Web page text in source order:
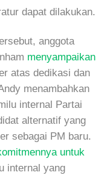
dapat dilakukan.
anggota
menyampaikan
atas dedikasi dan
menambahkan
internal Partai
alternatif yang
sebagai PM baru.
untuk
internal yang